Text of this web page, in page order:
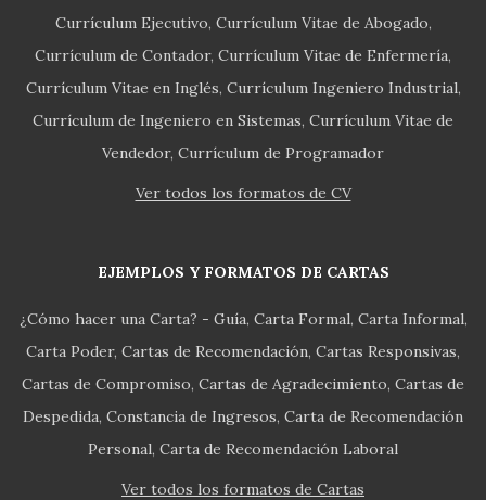
Currículum Ejecutivo Currículum Vitae de Abogado
Currículum de Contador Currículum Vitae de Enfermería
Currículum Vitae en Inglés Currículum Ingeniero Industrial
Currículum de Ingeniero en Sistemas Currículum Vitae de
Vendedor Currículum de Programador
Ver todos los formatos de CV
EJEMPLOS Y FORMATOS DE CARTAS
¿Cómo hacer una Carta? - Guía Carta Formal Carta Informal
Carta Poder Cartas de Recomendación Cartas Responsivas
Cartas de Compromiso Cartas de Agradecimiento Cartas de
Despedida Constancia de Ingresos Carta de Recomendación
Personal Carta de Recomendación Laboral
Ver todos los formatos de Cartas